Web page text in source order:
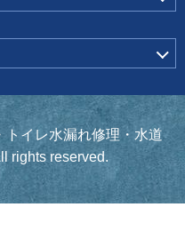
イレ水漏れ修理・水道
rights reserved.